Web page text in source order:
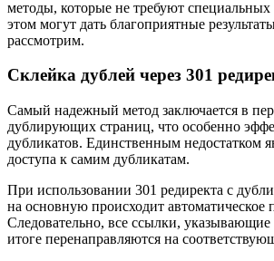
методы, которые не требуют
этом могут дать благоприятные
рассмотрим.
Склейка дублей через 301
Самый надежный метод заключается в
дублирующих страниц, что особенно
дубликатов. Единственным недостатком
доступа к самим дубликатам.
При использовании 301 редиректа с
на основную происходит автоматическое
Следовательно, все ссылки, указывающие
итоге перенаправляются на